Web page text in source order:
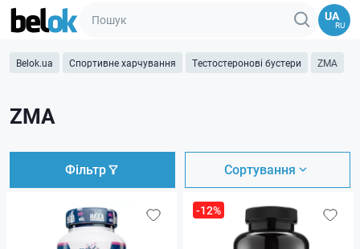
UA
RU
Belok.ua Спортивне харчування Тестостеронові бустери ZMA
ZMA
Фільтр Сортування
-12%